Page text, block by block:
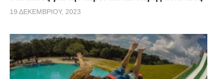
19 ΔΕΚΕΜΒΡΊΟΥ, 2023